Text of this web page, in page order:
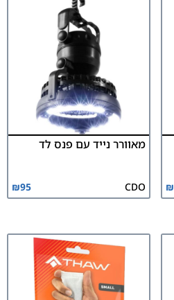
₪
מאוורר נייד עם פנס לד
CDO
₪95